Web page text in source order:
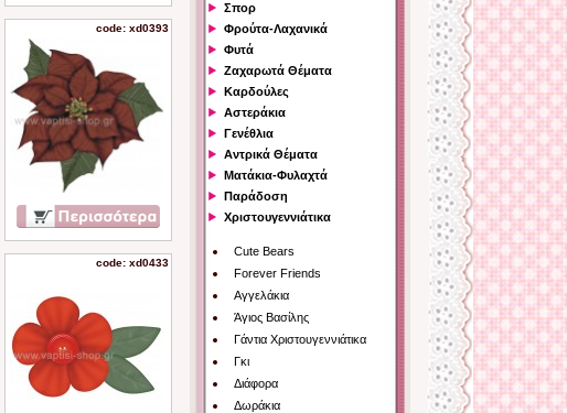
code: xd0393
code: xd0433
Σπορ
Φρούτα-Λαχανικά
Φυτά
Ζαχαρωτά Θέματα
Καρδούλες
Αστεράκια
Γενέθλια
Αντρικά Θέματα
Ματάκια-Φυλαχτά
Παράδοση
Χριστουγεννιάτικα
Cute Bears
Forever Friends
Αγγελάκια
Άγιος Βασίλης
Γάντια Χριστουγεννιάτικα
Γκι
Διάφορα
Δωράκια